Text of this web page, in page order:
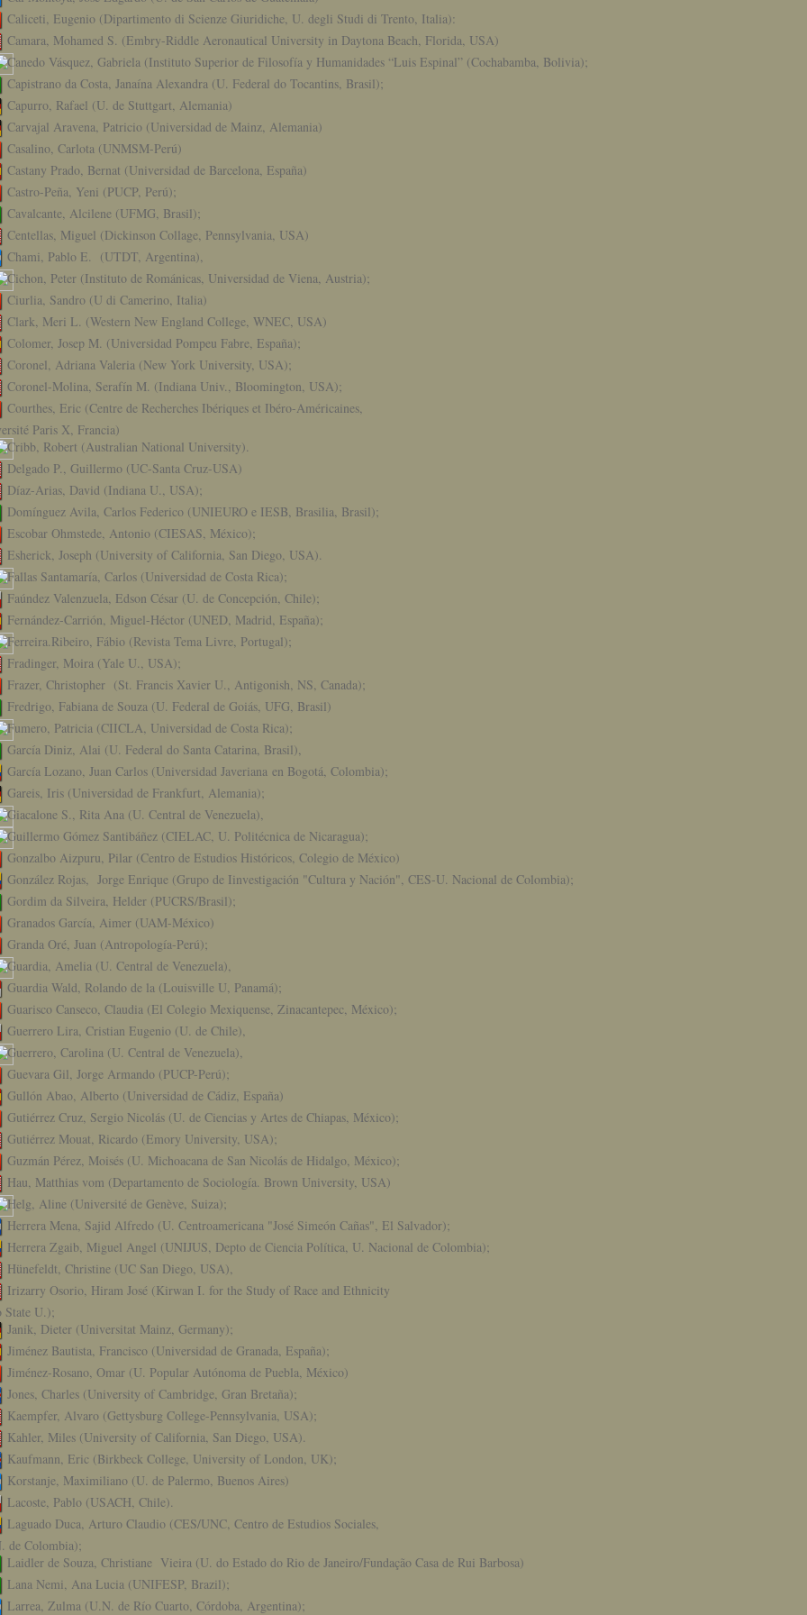
Caliceti, Eugenio (Dipartimento di Scienze Giuridiche, U. degli Studi di Trento, Italia):
Camara, Mohamed S. (Embry-Riddle Aeronautical University in Daytona Beach, Florida, USA)
Canedo Vásquez, Gabriela (Instituto Superior de Filosofía y Humanidades “Luis Espinal” (Cochabamba, Bolivia);
Capistrano da Costa, Janaína Alexandra (U. Federal do Tocantins, Brasil);
Capurro, Rafael (U. de Stuttgart, Alemania)
Carvajal Aravena, Patricio (Universidad de Mainz, Alemania)
Casalino, Carlota (UNMSM-Perú)
Castany Prado, Bernat (Universidad de Barcelona, España)
Castro-Peña, Yeni (PUCP, Perú);
Cavalcante, Alcilene (UFMG, Brasil);
Centellas, Miguel (Dickinson Collage, Pennsylvania, USA)
Chami, Pablo E. (UTDT, Argentina),
Cichon, Peter (Instituto de Románicas, Universidad de Viena, Austria);
Ciurlia, Sandro (U di Camerino, Italia)
Clark, Meri L. (Western New England College, WNEC, USA)
Colomer, Josep M. (Universidad Pompeu Fabre, España);
Coronel, Adriana Valeria (New York University, USA);
Coronel-Molina, Serafín M. (Indiana Univ., Bloomington, USA);
Courthes, Eric (Centre de Recherches Ibériques et Ibéro-Américaines,
Paris X, Francia)
Cribb, Robert (Australian National University).
Delgado P., Guillermo (UC-Santa Cruz-USA)
Díaz-Arias, David (Indiana U., USA);
Domínguez Avila, Carlos Federico (UNIEURO e IESB, Brasilia, Brasil);
Escobar Ohmstede, Antonio (CIESAS, México);
Esherick, Joseph (University of California, San Diego, USA).
Fallas Santamaría, Carlos (Universidad de Costa Rica);
Faúndez Valenzuela, Edson César (U. de Concepción, Chile);
Fernández-Carrión, Miguel-Héctor (UNED, Madrid, España);
Ferreira.Ribeiro, Fábio (Revista Tema Livre, Portugal);
Fradinger, Moira (Yale U., USA);
Frazer, Christopher (St. Francis Xavier U., Antigonish, NS, Canada);
Fredrigo, Fabiana de Souza (U. Federal de Goiás, UFG, Brasil)
Fumero, Patricia (CIICLA, Universidad de Costa Rica);
García Diniz, Alai (U. Federal do Santa Catarina, Brasil),
García Lozano, Juan Carlos (Universidad Javeriana en Bogotá, Colombia);
Gareis, Iris (Universidad de Frankfurt, Alemania);
Giacalone S., Rita Ana (U. Central de Venezuela),
Guillermo Gómez Santibáñez (CIELAC, U. Politécnica de Nicaragua);
Gonzalbo Aizpuru, Pilar (Centro de Estudios Históricos, Colegio de México)
González Rojas, Jorge Enrique (Grupo de Iinvestigación "Cultura y Nación", CES-U. Nacional de Colombia);
Gordim da Silveira, Helder (PUCRS/Brasil);
Granados García, Aimer (UAM-México)
Granda Oré, Juan (Antropología-Perú);
Guardia, Amelia (U. Central de Venezuela),
Guardia Wald, Rolando de la (Louisville U, Panamá);
Guarisco Canseco, Claudia (El Colegio Mexiquense, Zinacantepec, México);
Guerrero Lira, Cristian Eugenio (U. de Chile),
Guerrero, Carolina (U. Central de Venezuela),
Guevara Gil, Jorge Armando (PUCP-Perú);
Gullón Abao, Alberto (Universidad de Cádiz, España)
Gutiérrez Cruz, Sergio Nicolás (U. de Ciencias y Artes de Chiapas, México);
Gutiérrez Mouat, Ricardo (Emory University, USA);
Guzmán Pérez, Moisés (U. Michoacana de San Nicolás de Hidalgo, México);
Hau, Matthias vom (Departamento de Sociología. Brown University, USA)
Helg, Aline (Université de Genève, Suiza);
Herrera Mena, Sajid Alfredo (U. Centroamericana "José Simeón Cañas", El Salvador);
Herrera Zgaib, Miguel Angel (UNIJUS, Depto de Ciencia Política, U. Nacional de Colombia);
Hünefeldt, Christine (UC San Diego, USA),
Irizarry Osorio, Hiram José (Kirwan I. for the Study of Race and Ethnicity
State U.);
Janik, Dieter (Universitat Mainz, Germany);
Jiménez Bautista, Francisco (Universidad de Granada, España);
Jiménez-Rosano, Omar (U. Popular Autónoma de Puebla, México)
Jones, Charles (University of Cambridge, Gran Bretaña);
Kaempfer, Alvaro (Gettysburg College-Pennsylvania, USA);
Kahler, Miles (University of California, San Diego, USA).
Kaufmann, Eric (Birkbeck College, University of London, UK);
Korstanje, Maximiliano (U. de Palermo, Buenos Aires)
Lacoste, Pablo (USACH, Chile).
Laguado Duca, Arturo Claudio (CES/UNC, Centro de Estudios Sociales,
de Colombia);
Laidler de Souza, Christiane Vieira (U. do Estado do Rio de Janeiro/Fundação Casa de Rui Barbosa)
Lana Nemi, Ana Lucia (UNIFESP, Brazil);
Larrea, Zulma (U.N. de Río Cuarto, Córdoba, Argentina);